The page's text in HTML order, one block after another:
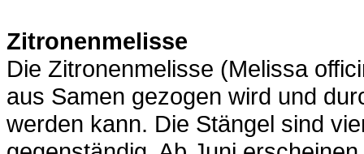
Zitronenmelisse
Die Zitronenmelisse (Melissa
aus Samen gezogen wird und
werden kann. Die Stängel sind